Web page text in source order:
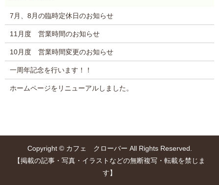
7月、8月の臨時定休日のお知らせ
11月度 営業時間のお知らせ
10月度 営業時間変更のお知らせ
一周年記念を行います！！
ホームページをリニューアルしました。
Copyright © カフェ クローバー All Rights Reserved.
【掲載の記事・写真・イラストなどの無断複写・転載を禁じま
す】